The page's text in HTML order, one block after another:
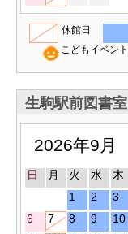
休館日
こどもイベント
生駒駅前図書室
2026年9月
日 月 火 水 木
1
2 3
6
7 8 9 10